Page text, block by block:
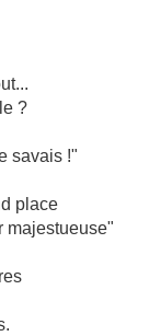
?
savais !"
place
majestueuse"